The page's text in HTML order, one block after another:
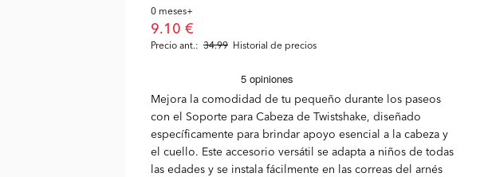
0 meses+
Precio ant.: 34.99
9.10 €
Historial de precios
Mejora la comodidad de tu pequeño durante los paseos
con el Soporte para Cabeza de Twistshake, diseñado
específicamente para brindar apoyo esencial a la cabeza y
el cuello. Este accesorio versátil se adapta a niños de todas
las edades y se instala fácilmente en las correas del arnés